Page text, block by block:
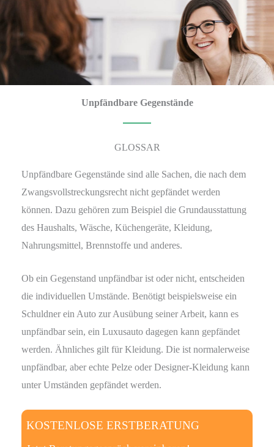
Unpfändbare Gegenstände
GLOSSAR
Unpfändbare Gegenstände sind alle Sachen, die nach dem
Zwangsvollstreckungsrecht nicht gepfändet werden
können. Dazu gehören zum Beispiel die Grundausstattung
des Haushalts, Wäsche, Küchengeräte, Kleidung,
Nahrungsmittel, Brennstoffe und anderes.
Ob ein Gegenstand unpfändbar ist oder nicht, entscheiden
die individuellen Umstände. Benötigt beispielsweise ein
Schuldner ein Auto zur Ausübung seiner Arbeit, kann es
unpfändbar sein, ein Luxusauto dagegen kann gepfändet
werden. Ähnliches gilt für Kleidung. Die ist normalerweise
unpfändbar, aber echte Pelze oder Designer-Kleidung kann
unter Umständen gepfändet werden.
KOSTENLOSE ERSTBERATUNG